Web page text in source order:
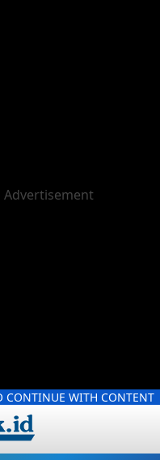
CONTINUE WITH CONTENT